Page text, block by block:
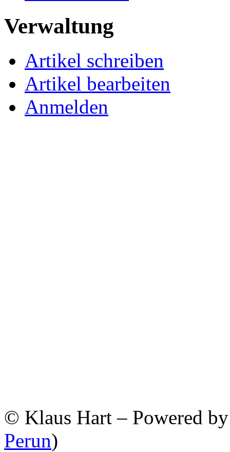
Verwaltung
Artikel schreiben
Artikel bearbeiten
Anmelden
© Klaus Hart – Powered
Perun)